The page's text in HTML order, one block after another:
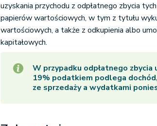
uzyskania przychodu z odpłatnego zbycia
papierów wartościowych, w tym z tytułu
wartościowych, a także z odkupienia albo
kapitałowych.
W przypadku odpłatnego zbycia
19% podatkiem podlega
ze sprzedaży a wydatkami